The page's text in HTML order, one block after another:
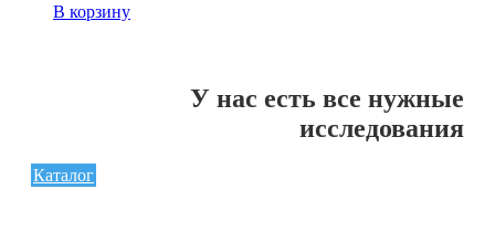
В корзину
У нас есть все нужные
исследования
Каталог